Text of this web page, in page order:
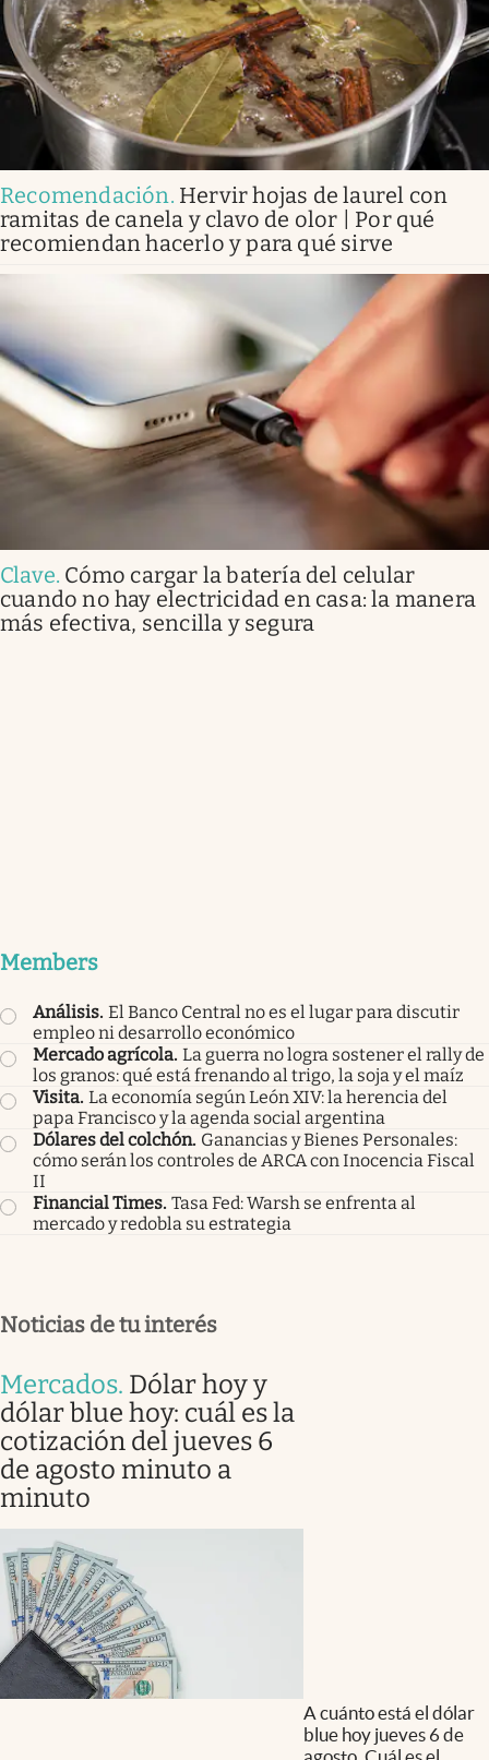
Recomendación. Hervir hojas de laurel con
ramitas de canela y clavo de olor | Por qué
recomiendan hacerlo y para qué sirve
Clave. Cómo cargar la batería del celular
cuando no hay electricidad en casa: la manera
más efectiva, sencilla y segura
Members
Análisis. El Banco Central no es el lugar para discutir
empleo ni desarrollo económico
Mercado agrícola. La guerra no logra sostener el rally de
los granos: qué está frenando al trigo, la soja y el maíz
Visita. La economía según León XIV: la herencia del
papa Francisco y la agenda social argentina
Dólares del colchón. Ganancias y Bienes Personales:
cómo serán los controles de ARCA con Inocencia Fiscal
II
Financial Times. Tasa Fed: Warsh se enfrenta al
mercado y redobla su estrategia
Noticias de tu interés
Mercados. Dólar hoy y
dólar blue hoy: cuál es la
cotización del jueves 6
de agosto minuto a
minuto
A cuánto está el dólar
blue hoy jueves 6 de